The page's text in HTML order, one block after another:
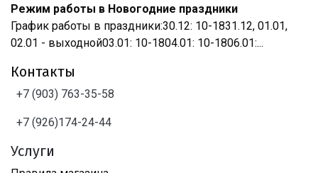
Режим работы в Новогодние праздники
График работы в праздники:30.12: 10-1831.12, 01.01,
02.01 - выходной03.01: 10-1804.01: 10-1806.01:...
Контакты
+7 (903) 763-35-58
+7 (926)174-24-44
Услуги